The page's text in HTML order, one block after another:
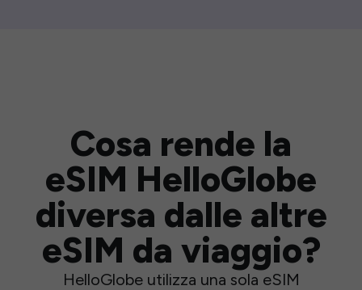
Cosa rende la
eSIM HelloGlobe
diversa dalle altre
eSIM da viaggio?
HelloGlobe utilizza una sola eSIM